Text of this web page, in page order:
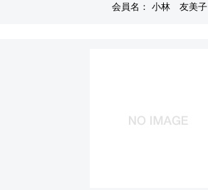
会員名： 小林 友美子